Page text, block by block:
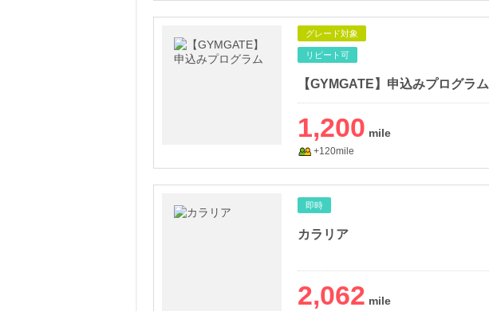
グレード対象
リピート可
【GYMGATE】申込みプログラム
1,200
+120mile
即時
カラリア
2,062